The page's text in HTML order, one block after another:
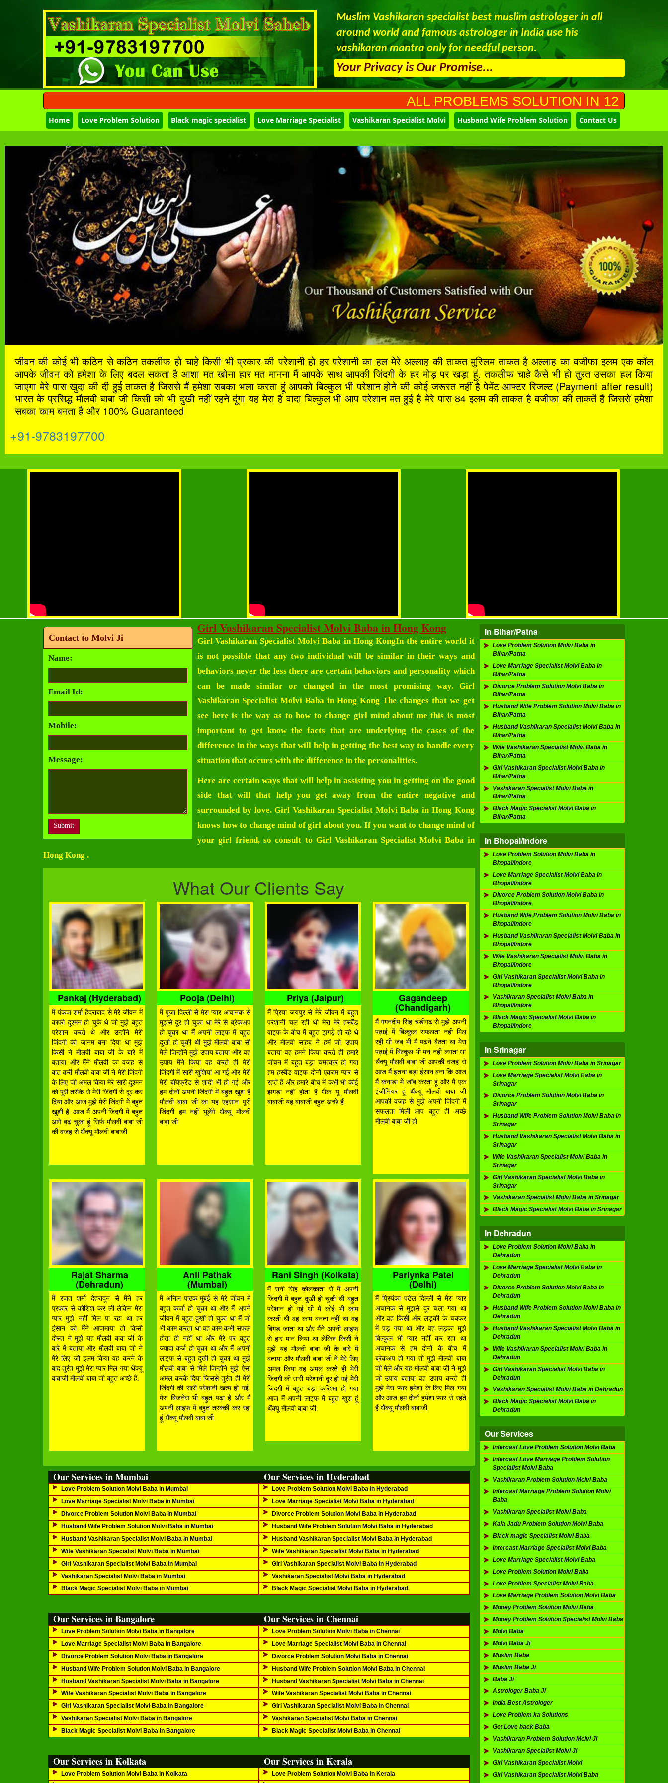
Muslim Vashikaran specialist best muslim astrologer in all
around world and famous astrologer in India use his
vashikaran mantra only for needful person.
Your Privacy is Our Promise...
ALL PROBLEMS SOLUTION IN 12 HOURS CALL
Home Love Problem Solution Black magic specialist Love Marriage Specialist Vashikaran Specialist Molvi Husband Wife Problem Solution Contact Us
जीवन की कोई भी कठिन से कठिन तकलीफ हो चाहे किसी भी प्रकार की परेशानी हो हर परेशानी का हल मेरे अल्लाह की ताकत मुस्लिम ताकत है अल्लाह का वजीफा इलम एक कॉल
आपके जीवन को हमेशा के लिए बदल सकता है आशा मत खोना हार मत मानना मैं आपके साथ आपकी जिंदगी के हर मोड़ पर खड़ा हूं. तकलीफ चाहे कैसे भी हो तुरंत उसका हल किया
जाएगा मेरे पास खुदा की दी हुई ताकत है जिससे मैं हमेशा सबका भला करता हूं आपको बिल्कुल भी परेशान होने की कोई जरूरत नहीं है पेमेंट आफ्टर रिजल्ट (Payment after result)
भारत के प्रसिद्ध मौलवी बाबा जी किसी को भी दुखी नहीं रहने दूंगा यह मेरा है वादा बिल्कुल भी आप परेशान मत हुई है मेरे पास 84 इलम की ताकत है वजीफा की ताकतें हैं जिससे हमेशा
सबका काम बनता है और 100% Guaranteed
+91-9783197700
Contact to Molvi Ji
Name:
Email Id:
Mobile:
Message:
Girl Vashikaran Specialist Molvi Baba in Hong Kong
Girl Vashikaran Specialist Molvi Baba in Hong KongIn the entire world it
is not possible that any two individual will be similar in their ways and
behaviors never the less there are certain behaviors and personality which
can be made similar or changed in the most promising way. Girl
Vashikaran Specialist Molvi Baba in Hong Kong The changes that we get
see here is the way as to how to change girl mind about me this is most
important to get know the facts that are underlying the cases of the
difference in the ways that will help in getting the best way to handle every
situation that occurs with the difference in the personalities.
Here are certain ways that will help in assisting you in getting on the good
side that will that help you get away from the entire negative and
surrounded by love.Girl Vashikaran Specialist Molvi Baba in Hong Kong
knows how to change mind of girl about you. If you want to change mind of
your girl friend, so consult to Girl Vashikaran Specialist Molvi Baba in
Hong Kong .
What Our Clients Say
Pankaj (Hyderabad)
मैं पंकज शर्मा हैदराबाद से मेरे जीवन में
काफी दुश्मन हो चुके थे जो मुझे बहुत
परेशान करते थे और उन्होंने मेरी
जिंदगी को जानम बना दिया था मुझे
किसी ने मौलवी बाबा जी के बारे में
बताया और मैंने मौलवी का वजह से
बात करी मौलवी बाबा जी ने मेरी जिंदगी
के लिए जो अमल किया मेरे सारी दुश्मन
को पूरी तरीके से मेरी जिंदगी से दूर कर
दिया और आज मुझे मेरी जिंदगी में बहुत
खुशी है. आज मैं अपनी जिंदगी में बहुत
आगे बढ़ चुका हूं सिर्फ मौलवी बाबा जी
की वजह से थैंक्यू मौलवी बाबाजी
Pooja (Delhi)
मैं पूजा दिल्ली से मेरा प्यार अचानक से
मुझसे दूर हो चुका था मेरे से ब्रेकअप
हो चुका था मैं अपनी लाइफ में बहुत
दुखी हो चुकी थी मुझे मौलवी बाबा सी
मेले जिन्होंने मुझे उपाय बताया और वह
उपाय मैंने किया वह करते ही मेरी
जिंदगी में सारी खुशियां आ गई और मेरी
मेरी बॉयफ्रेंड से शादी भी हो गई और
हम दोनों अपनी जिंदगी में बहुत खुश है
मौलवी बाबा जी का यह एहसान पूरी
जिंदगी हम नहीं भूलेंगे थैंक्यू मौलवी
बाबा जी
Priya (Jaipur)
मैं प्रिया जयपुर से मेरे जीवन में बहुत
परेशानी चल रही थी मेरा मेरे हस्बैंड
वाइफ के बीच में बहुत झगड़े हो रहे थे
और मौलवी साहब ने हमें जो उपाय
बताया वह हमने किया करते ही हमारे
जीवन में बहुत बड़ा चमत्कार हो गया
हम हस्बैंड वाइफ दोनों एकदम प्यार से
रहते हैं और हमारे बीच में कभी भी कोई
झगड़ा नहीं होता है थैंक यू मौलवी
बाबाजी यह बाबाजी बहुत अच्छे हैं
Gagandeep
(Chandigarh)
मैं गगनदीप सिंह चंडीगढ़ से मुझे अपनी
पढ़ाई में बिल्कुल सफलता नहीं मिल
रही थी जब भी मैं पढ़ने बैठता था मेरा
पढ़ाई में बिल्कुल भी मन नहीं लगता था
थैंक्यू मौलवी बाबा जी आपकी वजह से
आज मैं इतना बड़ा इंसान बना कि आज
मैं कनाडा में जॉब करता हूं और मैं एक
इंजीनियर हूं थैंक्यू मौलवी बाबा जी
आपकी वजह से मुझे अपनी जिंदगी में
सफलता मिली आप बहुत ही अच्छे
मौलवी बाबा जी हो
Rajat Sharma
(Dehradun)
मैं रजत शर्मा देहरादून से मैंने हर
प्रकार से कोशिश कर ली लेकिन मेरा
प्यार मुझे नहीं मिल पा रहा था हर
इंसान को मैंने आजमाया तो किसी
दोस्त ने मुझे यह मौलवी बाबा जी के
बारे में बताया और मौलवी बाबा जी ने
मेरे लिए जो इलम किया वह करने के
बाद तुरंत मुझे मेरा प्यार मिल गया थैंक्यू
बाबाजी मौलवी बाबा जी बहुत अच्छे हैं.
Anil Pathak
(Mumbai)
मैं अनिल पाठक मुंबई से मेरे जीवन में
बहुत कर्जा हो चुका था और मैं अपने
जीवन में बहुत दुखी हो चुका था मैं जो
भी काम करता था वह काम कभी सफल
होता ही नहीं था और मेरे पर बहुत
ज्यादा कर्ज हो चुका था और मैं अपनी
लाइफ से बहुत दुखी हो चुका था मुझे
मौलवी बाबा से मिले जिन्होंने मुझे ऐसा
अमल करके दिया जिससे तुरंत ही मेरी
जिंदगी की सारी परेशानी खत्म हो गई.
मेरा बिजनेस भी बहुत पढ़ा है और मैं
अपनी लाइफ में बहुत तरक्की कर रहा
हूं थैंक्यू मौलवी बाबा जी.
Rani Singh (Kolkata)
मैं रानी सिंह कोलकाता से मैं अपनी
जिंदगी में बहुत दुखी हो चुकी थी बहुत
परेशान हो गई थी मैं कोई भी काम
करती थी वह काम बनता नहीं था वह
बिगड़ जाता था और मैंने अपनी लाइफ
से हार मान लिया था लेकिन किसी ने
मुझे यह मौलवी बाबा जी के बारे में
बताया और मौलवी बाबा जी ने मेरे लिए
अमल किया वह अमल करते ही मेरी
जिंदगी की सारी परेशानी दूर हो गई मेरी
जिंदगी में बहुत बड़ा करिश्मा हो गया
आज मैं अपनी लाइफ में बहुत खुश हूं
थैंक्यू मौलवी बाबा जी.
Pariynka Patel
(Delhi)
मैं प्रियंका पटेल दिल्ली से मेरा प्यार
अचानक से मुझसे दूर चला गया था
और वह किसी और लड़की के चक्कर
में पड़ गया था और वह लड़का मुझे
बिल्कुल भी प्यार नहीं कर रहा था
अचानक से हम दोनों के बीच में
ब्रेकअप हो गया तो मुझे मौलवी बाबा
जी मेले और यह मौलवी बाबा जी ने मुझे
जो उपाय बताया वह उपाय करते ही
मुझे मेरा प्यार हमेशा के लिए मिल गया
और आज हम दोनों हमेशा प्यार से रहते
हैं थैंक्यू मौलवी बाबाजी.
Our Services in Mumbai Our Services in Hyderabad
Love Problem Solution Molvi Baba in Mumbai
Love Marriage Specialist Molvi Baba in Mumbai
Divorce Problem Solution Molvi Baba in Mumbai
Husband Wife Problem Solution Molvi Baba in Mumbai
Husband Vashikaran Specialist Molvi Baba in Mumbai
Wife Vashikaran Specialist Molvi Baba in Mumbai
Girl Vashikaran Specialist Molvi Baba in Mumbai
Vashikaran Specialist Molvi Baba in Mumbai
Black Magic Specialist Molvi Baba in Mumbai
Love Problem Solution Molvi Baba in Hyderabad
Love Marriage Specialist Molvi Baba in Hyderabad
Divorce Problem Solution Molvi Baba in Hyderabad
Husband Wife Problem Solution Molvi Baba in Hyderabad
Husband Vashikaran Specialist Molvi Baba in Hyderabad
Wife Vashikaran Specialist Molvi Baba in Hyderabad
Girl Vashikaran Specialist Molvi Baba in Hyderabad
Vashikaran Specialist Molvi Baba in Hyderabad
Black Magic Specialist Molvi Baba in Hyderabad
Our Services in Bangalore Our Services in Chennai
Love Problem Solution Molvi Baba in Bangalore
Love Marriage Specialist Molvi Baba in Bangalore
Divorce Problem Solution Molvi Baba in Bangalore
Husband Wife Problem Solution Molvi Baba in Bangalore
Husband Vashikaran Specialist Molvi Baba in Bangalore
Wife Vashikaran Specialist Molvi Baba in Bangalore
Girl Vashikaran Specialist Molvi Baba in Bangalore
Vashikaran Specialist Molvi Baba in Bangalore
Black Magic Specialist Molvi Baba in Bangalore
Love Problem Solution Molvi Baba in Chennai
Love Marriage Specialist Molvi Baba in Chennai
Divorce Problem Solution Molvi Baba in Chennai
Husband Wife Problem Solution Molvi Baba in Chennai
Husband Vashikaran Specialist Molvi Baba in Chennai
Wife Vashikaran Specialist Molvi Baba in Chennai
Girl Vashikaran Specialist Molvi Baba in Chennai
Vashikaran Specialist Molvi Baba in Chennai
Black Magic Specialist Molvi Baba in Chennai
Our Services in Kolkata Our Services in Kerala
Love Problem Solution Molvi Baba in Kolkata
Love Problem Solution Molvi Baba in Kerala
In Bihar/Patna
Love Problem Solution Molvi Baba in
Bihar/Patna
Love Marriage Specialist Molvi Baba in
Bihar/Patna
Divorce Problem Solution Molvi Baba in
Bihar/Patna
Husband Wife Problem Solution Molvi Baba in
Bihar/Patna
Husband Vashikaran Specialist Molvi Baba in
Bihar/Patna
Wife Vashikaran Specialist Molvi Baba in
Bihar/Patna
Girl Vashikaran Specialist Molvi Baba in
Bihar/Patna
Vashikaran Specialist Molvi Baba in
Bihar/Patna
Black Magic Specialist Molvi Baba in
Bihar/Patna
In Bhopal/Indore
Love Problem Solution Molvi Baba in
Bhopal/Indore
Love Marriage Specialist Molvi Baba in
Bhopal/Indore
Divorce Problem Solution Molvi Baba in
Bhopal/Indore
Husband Wife Problem Solution Molvi Baba in
Bhopal/Indore
Husband Vashikaran Specialist Molvi Baba in
Bhopal/Indore
Wife Vashikaran Specialist Molvi Baba in
Bhopal/Indore
Girl Vashikaran Specialist Molvi Baba in
Bhopal/Indore
Vashikaran Specialist Molvi Baba in
Bhopal/Indore
Black Magic Specialist Molvi Baba in
Bhopal/Indore
In Srinagar
Love Problem Solution Molvi Baba in Srinagar
Love Marriage Specialist Molvi Baba in
Srinagar
Divorce Problem Solution Molvi Baba in
Srinagar
Husband Wife Problem Solution Molvi Baba in
Srinagar
Husband Vashikaran Specialist Molvi Baba in
Srinagar
Wife Vashikaran Specialist Molvi Baba in
Srinagar
Girl Vashikaran Specialist Molvi Baba in
Srinagar
Vashikaran Specialist Molvi Baba in Srinagar
Black Magic Specialist Molvi Baba in Srinagar
In Dehradun
Love Problem Solution Molvi Baba in
Dehradun
Love Marriage Specialist Molvi Baba in
Dehradun
Divorce Problem Solution Molvi Baba in
Dehradun
Husband Wife Problem Solution Molvi Baba in
Dehradun
Husband Vashikaran Specialist Molvi Baba in
Dehradun
Wife Vashikaran Specialist Molvi Baba in
Dehradun
Girl Vashikaran Specialist Molvi Baba in
Dehradun
Vashikaran Specialist Molvi Baba in Dehradun
Black Magic Specialist Molvi Baba in
Dehradun
Our Services
Intercast Love Problem Solution Molvi Baba
Intercast Love Marriage Problem Solution
Specialist Molvi Baba
Vashikaran Problem Solution Molvi Baba
Intercast Marriage Problem Solution Molvi
Baba
Vashikaran Specialist Molvi Baba
Kala Jadu Problem Solution Molvi Baba
Black magic Specialist Molvi Baba
Intercast Marriage Specialist Molvi Baba
Love Marriage Specialist Molvi Baba
Love Problem Solution Molvi Baba
Love Problem Specialist Molvi Baba
Love Marriage Problem Solution Molvi Baba
Money Problem Solution Molvi Baba
Money Problem Solution Specialist Molvi Baba
Molvi Baba
Molvi Baba Ji
Muslim Baba
Muslim Baba Ji
Baba Ji
Astrologer Baba Ji
India Best Astrologer
Love Problem ka Solutions
Get Love back Baba
Vashikaran Problem Solution Molvi Ji
Vashikaran Specialist Molvi Ji
Girl Vashikaran Specialist Molvi
Girl Vashikaran Specialist Molvi Baba